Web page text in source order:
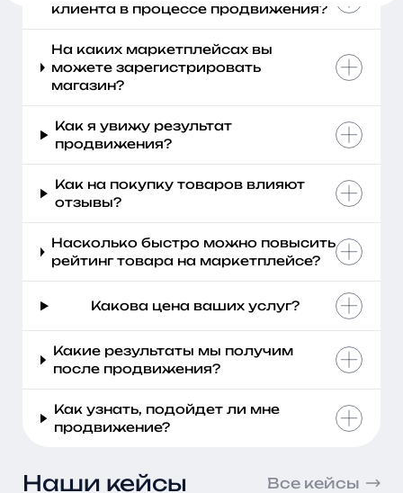
клиента в процессе продвижения?
На каких маркетплейсах вы
можете зарегистрировать
магазин?
Как я увижу результат
продвижения?
Как на покупку товаров влияют
отзывы?
Насколько быстро можно повысить
рейтинг товара на маркетплейсе?
Какова цена ваших услуг?
Какие результаты мы получим
после продвижения?
Как узнать, подойдет ли мне
продвижение?
Наши кейсы Все кейсы